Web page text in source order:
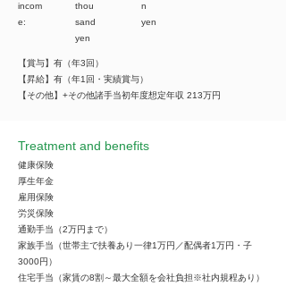
incom
e:
thou
sand
yen
n
yen
【賞与】有（年3回）
【昇給】有（年1回・実績賞与）
【その他】+その他諸手当初年度想定年収 213万円
Treatment and benefits
健康保険
厚生年金
雇用保険
労災保険
通勤手当（2万円まで）
家族手当（世帯主で扶養あり一律1万円／配偶者1万円・子
3000円）
住宅手当（家賃の8割～最大全額を会社負担※社内規程あり）